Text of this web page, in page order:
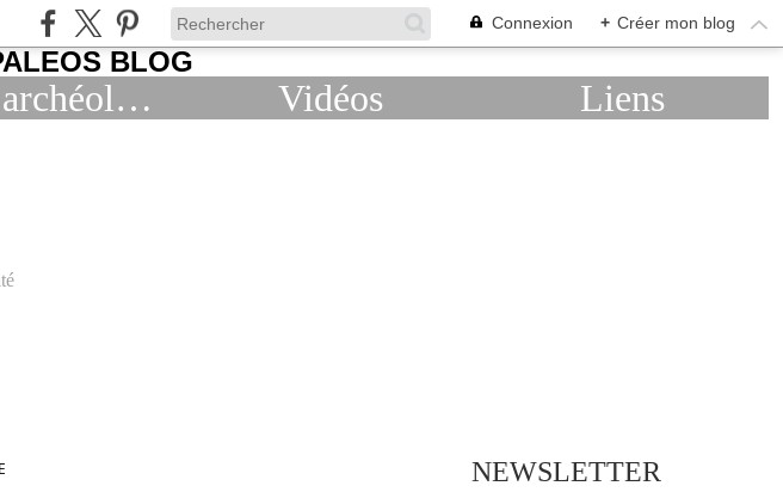
Connexion + Créer mon blog
Actu archéologie Vidéos Liens
NEWSLETTER